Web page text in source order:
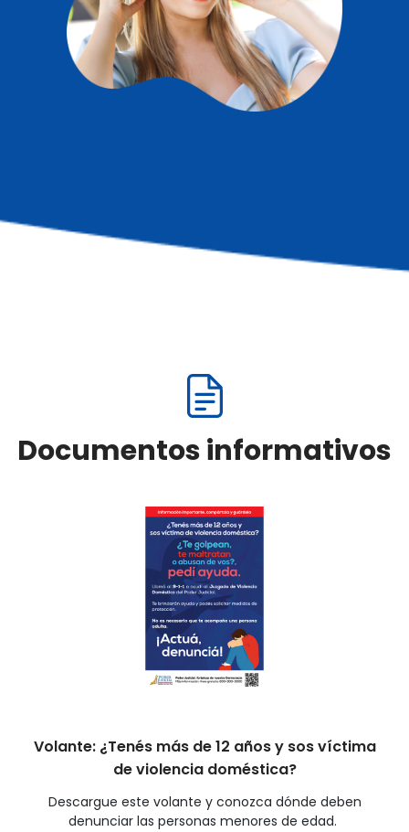
Documentos informativos
Volante: ¿Tenés más de 12 años y sos víctima
de violencia doméstica?
Descargue este volante y conozca dónde deben
denunciar las personas menores de edad.